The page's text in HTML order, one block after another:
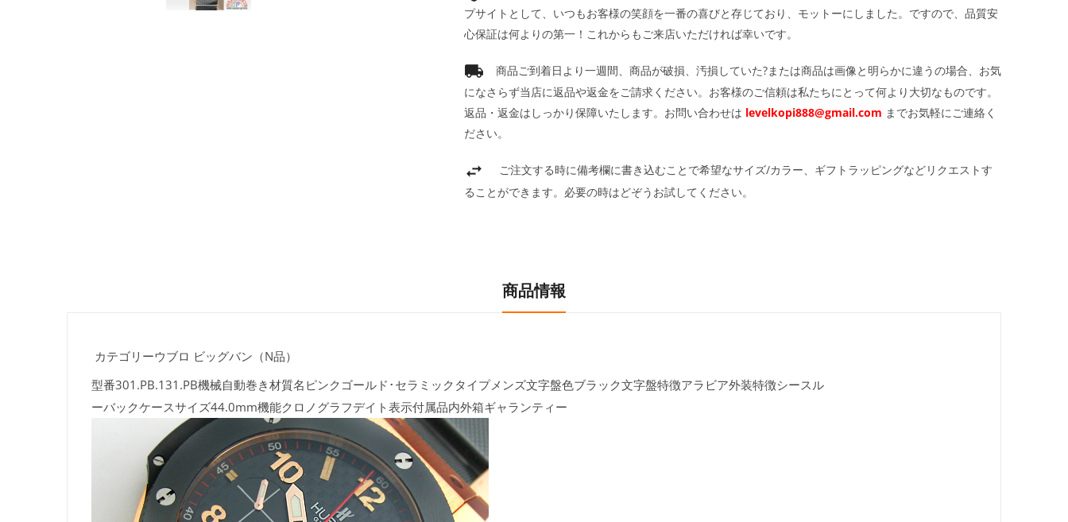
プサイトとして、いつもお客様の笑顔を一番の喜びと存じており、モットーにしました。ですので、品質安
心保証は何よりの第一！これからもご来店いただければ幸いです。
商品ご到着日より一週間、商品が破損、汚損していた?または商品は画像と明らかに違うの場合、お気
になさらず当店に返品や返金をご請求ください。お客様のご信頼は私たちにとって何より大切なものです。
返品・返金はしっかり保障いたします。お問い合わせは levelkopi888@gmail.com までお気軽にご連絡く
ださい。
ご注文する時に備考欄に書き込むことで希望なサイズ/カラー、ギフトラッピングなどリクエストす
ることができます。必要の時はどぞうお試してください。
商品情報
カテゴリーウブロ ビッグバン（N品）
型番301.PB.131.PB機械自動巻き材質名ピンクゴールド･セラミックタイプメンズ文字盤色ブラック文字盤特徴アラビア外装特徴シースル
ーバックケースサイズ44.0mm機能クロノグラフデイト表示付属品内外箱ギャランティー